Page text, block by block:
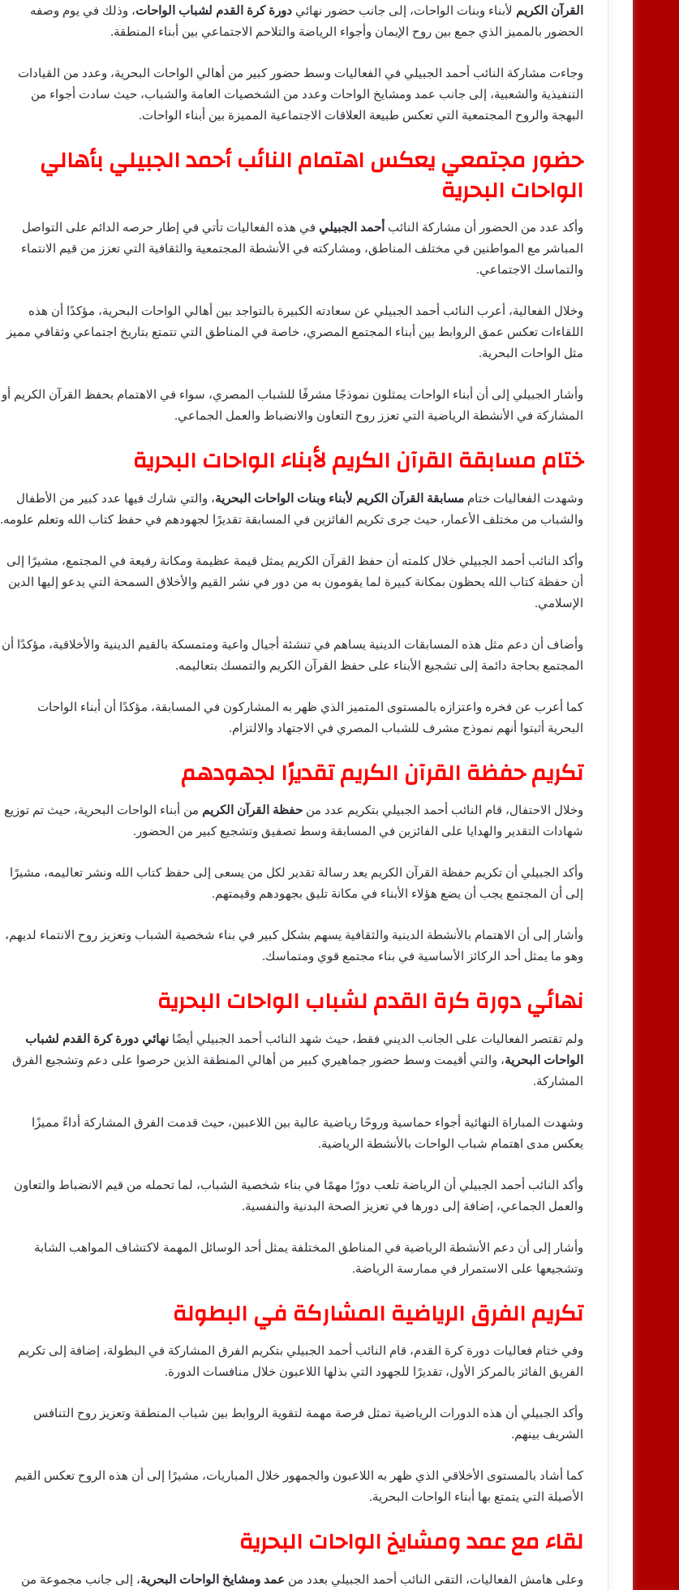
القرآن الكريم لأبناء وبنات الواحات، إلى جانب حضور نهائي دورة كرة القدم لشباب الواحات، وذلك في يوم وصفه
الحضور بالمميز الذي جمع بين روح الإيمان وأجواء الرياضة والتلاحم الاجتماعي بين أبناء المنطقة.
وجاءت مشاركة النائب أحمد الجبيلي في الفعاليات وسط حضور كبير من أهالي الواحات البحرية، وعدد من القيادات
التنفيذية والشعبية، إلى جانب عمد ومشايخ الواحات وعدد من الشخصيات العامة والشباب، حيث سادت أجواء من
البهجة والروح المجتمعية التي تعكس طبيعة العلاقات الاجتماعية المميزة بين أبناء الواحات.
حضور مجتمعي يعكس اهتمام النائب أحمد الجبيلي بأهالي
الواحات البحرية
وأكد عدد من الحضور أن مشاركة النائب أحمد الجبيلي في هذه الفعاليات تأتي في إطار حرصه الدائم على التواصل
المباشر مع المواطنين في مختلف المناطق، ومشاركته في الأنشطة المجتمعية والثقافية التي تعزز من قيم الانتماء
والتماسك الاجتماعي.
وخلال الفعالية، أعرب النائب أحمد الجبيلي عن سعادته الكبيرة بالتواجد بين أهالي الواحات البحرية، مؤكدًا أن هذه
اللقاءات تعكس عمق الروابط بين أبناء المجتمع المصري، خاصة في المناطق التي تتمتع بتاريخ اجتماعي وثقافي مميز
مثل الواحات البحرية.
وأشار الجبيلي إلى أن أبناء الواحات يمثلون نموذجًا مشرفًا للشباب المصري، سواء في الاهتمام بحفظ القرآن الكريم أو
المشاركة في الأنشطة الرياضية التي تعزز روح التعاون والانضباط والعمل الجماعي.
ختام مسابقة القرآن الكريم لأبناء الواحات البحرية
وشهدت الفعاليات ختام مسابقة القرآن الكريم لأبناء وبنات الواحات البحرية، والتي شارك فيها عدد كبير من الأطفال
والشباب من مختلف الأعمار، حيث جرى تكريم الفائزين في المسابقة تقديرًا لجهودهم في حفظ كتاب الله وتعلم علومه.
وأكد النائب أحمد الجبيلي خلال كلمته أن حفظ القرآن الكريم يمثل قيمة عظيمة ومكانة رفيعة في المجتمع، مشيرًا إلى
أن حفظة كتاب الله يحظون بمكانة كبيرة لما يقومون به من دور في نشر القيم والأخلاق السمحة التي يدعو إليها الدين
الإسلامي.
وأضاف أن دعم مثل هذه المسابقات الدينية يساهم في تنشئة أجيال واعية ومتمسكة بالقيم الدينية والأخلاقية، مؤكدًا أن
المجتمع بحاجة دائمة إلى تشجيع الأبناء على حفظ القرآن الكريم والتمسك بتعاليمه.
كما أعرب عن فخره واعتزازه بالمستوى المتميز الذي ظهر به المشاركون في المسابقة، مؤكدًا أن أبناء الواحات
البحرية أثبتوا أنهم نموذج مشرف للشباب المصري في الاجتهاد والالتزام.
تكريم حفظة القرآن الكريم تقديرًا لجهودهم
وخلال الاحتفال، قام النائب أحمد الجبيلي بتكريم عدد من حفظة القرآن الكريم من أبناء الواحات البحرية، حيث تم توزيع
شهادات التقدير والهدايا على الفائزين في المسابقة وسط تصفيق وتشجيع كبير من الحضور.
وأكد الجبيلي أن تكريم حفظة القرآن الكريم يعد رسالة تقدير لكل من يسعى إلى حفظ كتاب الله ونشر تعاليمه، مشيرًا
إلى أن المجتمع يجب أن يضع هؤلاء الأبناء في مكانة تليق بجهودهم وقيمتهم.
وأشار إلى أن الاهتمام بالأنشطة الدينية والثقافية يسهم بشكل كبير في بناء شخصية الشباب وتعزيز روح الانتماء لديهم،
وهو ما يمثل أحد الركائز الأساسية في بناء مجتمع قوي ومتماسك.
نهائي دورة كرة القدم لشباب الواحات البحرية
ولم تقتصر الفعاليات على الجانب الديني فقط، حيث شهد النائب أحمد الجبيلي أيضًا نهائي دورة كرة القدم لشباب
الواحات البحرية، والتي أقيمت وسط حضور جماهيري كبير من أهالي المنطقة الذين حرصوا على دعم وتشجيع الفرق
المشاركة.
وشهدت المباراة النهائية أجواء حماسية وروحًا رياضية عالية بين اللاعبين، حيث قدمت الفرق المشاركة أداءً مميزًا
يعكس مدى اهتمام شباب الواحات بالأنشطة الرياضية.
وأكد النائب أحمد الجبيلي أن الرياضة تلعب دورًا مهمًا في بناء شخصية الشباب، لما تحمله من قيم الانضباط والتعاون
والعمل الجماعي، إضافة إلى دورها في تعزيز الصحة البدنية والنفسية.
وأشار إلى أن دعم الأنشطة الرياضية في المناطق المختلفة يمثل أحد الوسائل المهمة لاكتشاف المواهب الشابة
وتشجيعها على الاستمرار في ممارسة الرياضة.
تكريم الفرق الرياضية المشاركة في البطولة
وفي ختام فعاليات دورة كرة القدم، قام النائب أحمد الجبيلي بتكريم الفرق المشاركة في البطولة، إضافة إلى تكريم
الفريق الفائز بالمركز الأول، تقديرًا للجهود التي بذلها اللاعبون خلال منافسات الدورة.
وأكد الجبيلي أن هذه الدورات الرياضية تمثل فرصة مهمة لتقوية الروابط بين شباب المنطقة وتعزيز روح التنافس
الشريف بينهم.
كما أشاد بالمستوى الأخلاقي الذي ظهر به اللاعبون والجمهور خلال المباريات، مشيرًا إلى أن هذه الروح تعكس القيم
الأصيلة التي يتمتع بها أبناء الواحات البحرية.
لقاء مع عمد ومشايخ الواحات البحرية
وعلى هامش الفعاليات، التقى النائب أحمد الجبيلي بعدد من عمد ومشايخ الواحات البحرية، إلى جانب مجموعة من